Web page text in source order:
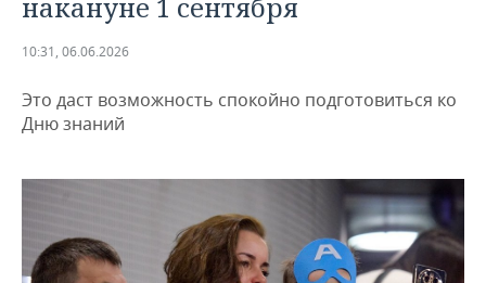
ДЕКЛАРАЦИИ О ДОХОДАХ
КОРОЛИ ГОСЗАКАЗА ПФО
КОМУ ПРИНАДЛЕЖАТ
ТОРГОВЫЕ ЦЕНТРЫ
ТАТАРСТАНА
НОВОСТИ ЭКОНОМИКИ
ФИНАНСЫ
БЮДЖЕТ
ПРОМЫШЛЕННОСТЬ
НОВОСТИ
МАШИНОСТРОЕНИЕ
НЕДВИЖИМОСТЬ
НОВОСТИ АВТО
БИЗНЕС
10:31, 06.06.2026
Это даст возможность спокойно подготовиться ко
Дню знаний